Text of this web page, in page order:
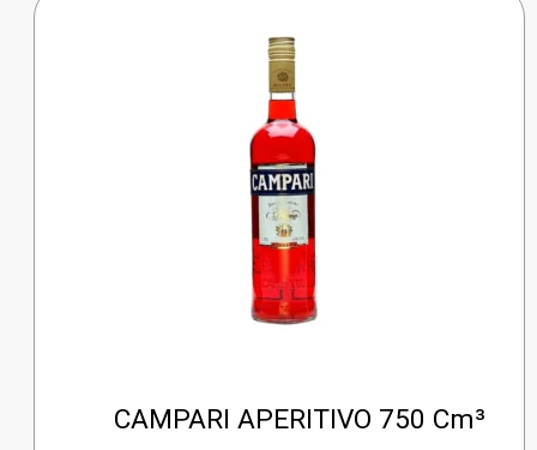
CAMPARI APERITIVO 750 Cm³